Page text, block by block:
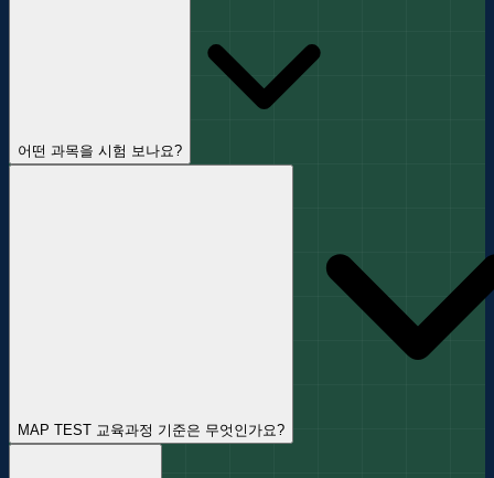
어떤 과목을 시험 보나요?
Mathematics (수 감각, 대수, 기하, 문제 해결, 확률 등),
Science (선택, 학교 정책에 따름). 문항 수는 Screening 19-
21문항, Growth 40-43문항이며 시간 제한 없이 진행됩니다.
MAP TEST 교육과정 기준은 무엇인가요?